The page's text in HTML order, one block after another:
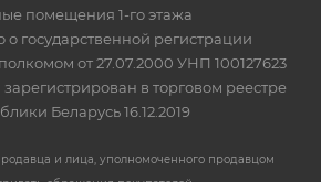
помещения 1-го этажа
о государственной регистрации
от 27.07.2000 УНП 100127623
в торговом реестре
Беларусь 16.12.2019
и лица, уполномоченного продавцом